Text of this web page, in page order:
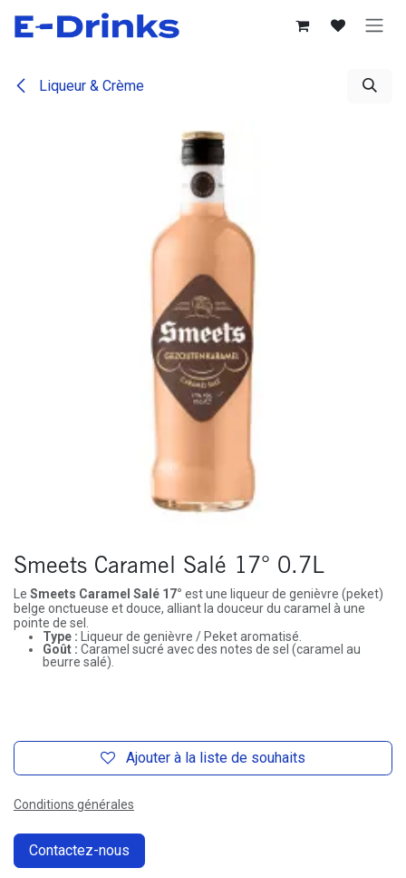
Se rendre au contenu
Liqueur & Crème
Smeets Caramel Salé 17° 0.7L
Le Smeets Caramel Salé 17° est une liqueur de genièvre (peket)
belge onctueuse et douce, alliant la douceur du caramel à une
pointe de sel.
Type : Liqueur de genièvre / Peket aromatisé.
Goût : Caramel sucré avec des notes de sel (caramel au
beurre salé).
Ajouter à la liste de souhaits
Conditions générales
Contactez-nous